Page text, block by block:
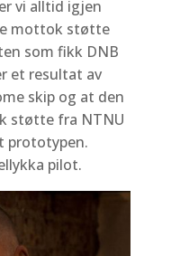
vi alltid igjen
mottok støtte
som fikk DNB
et resultat av
skip og at den
støtte fra NTNU
prototypen.
pilot.